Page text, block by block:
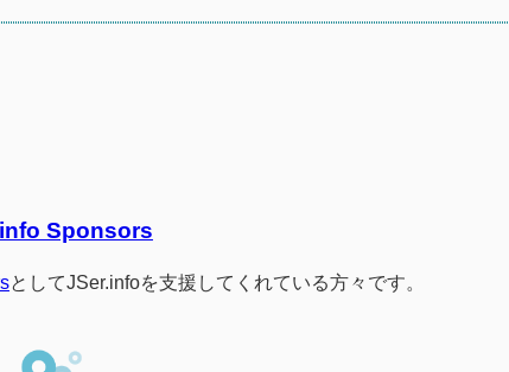
Sponsors
としてJSer.infoを支援してくれている方々です。